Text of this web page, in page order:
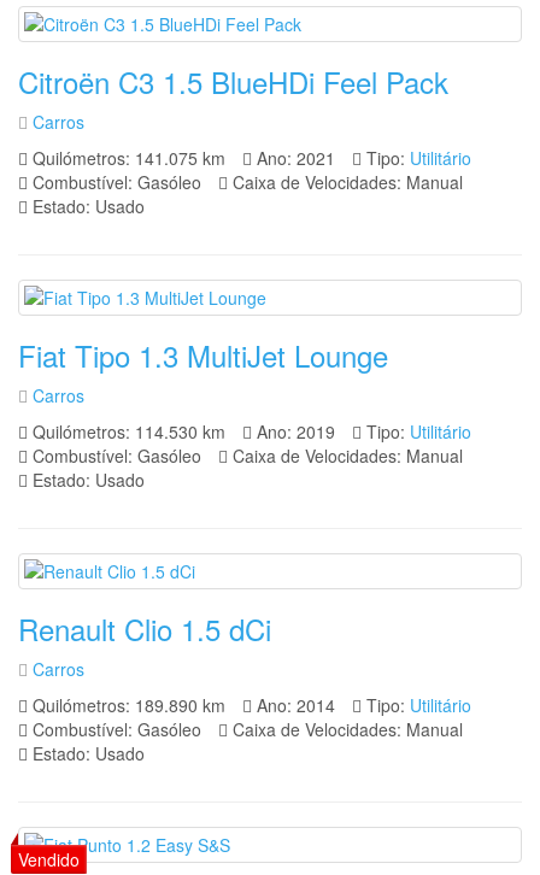
Citroën C3 1.5 BlueHDi Feel Pack
Carros
Quilómetros: 141.075 km
Ano: 2021 Tipo: Utilitário
Combustível: Gasóleo
Caixa de Velocidades: Manual
Estado: Usado
Fiat Tipo 1.3 MultiJet Lounge
Carros
Quilómetros: 114.530 km
Ano: 2019 Tipo: Utilitário
Combustível: Gasóleo
Caixa de Velocidades: Manual
Estado: Usado
Renault Clio 1.5 dCi
Carros
Quilómetros: 189.890 km
Ano: 2014 Tipo: Utilitário
Combustível: Gasóleo
Caixa de Velocidades: Manual
Estado: Usado